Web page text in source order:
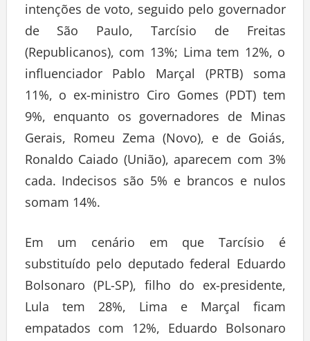
intenções de voto, seguido pelo governador
de São Paulo, Tarcísio de Freitas
(Republicanos), com 13%; Lima tem 12%, o
influenciador Pablo Marçal (PRTB) soma
11%, o ex-ministro Ciro Gomes (PDT) tem
9%, enquanto os governadores de Minas
Gerais, Romeu Zema (Novo), e de Goiás,
Ronaldo Caiado (União), aparecem com 3%
cada. Indecisos são 5% e brancos e nulos
somam 14%.
Em um cenário em que Tarcísio é
substituído pelo deputado federal Eduardo
Bolsonaro (PL-SP), filho do ex-presidente,
Lula tem 28%, Lima e Marçal ficam
empatados com 12%, Eduardo Bolsonaro